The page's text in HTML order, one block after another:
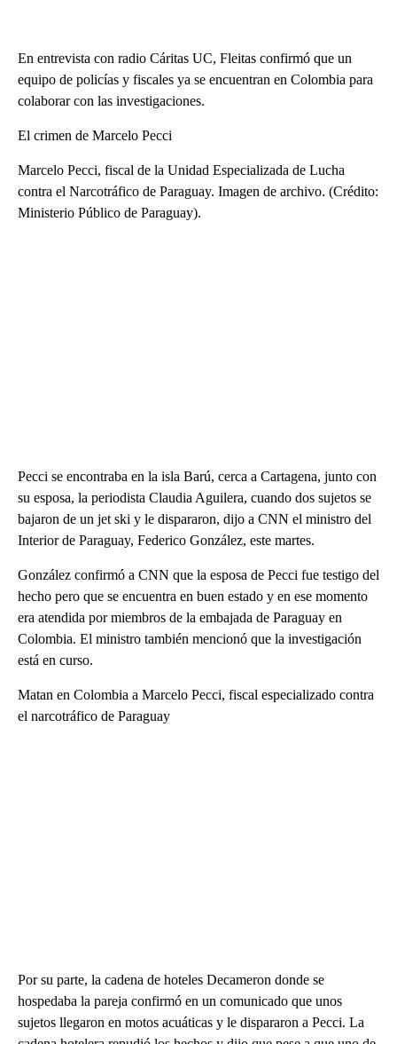
En entrevista con radio Cáritas UC, Fleitas confirmó que un
equipo de policías y fiscales ya se encuentran en Colombia para
colaborar con las investigaciones.
El crimen de Marcelo Pecci
Marcelo Pecci, fiscal de la Unidad Especializada de Lucha
contra el Narcotráfico de Paraguay. Imagen de archivo. (Crédito:
Ministerio Público de Paraguay).
Pecci se encontraba en la isla Barú, cerca a Cartagena, junto con
su esposa, la periodista Claudia Aguilera, cuando dos sujetos se
bajaron de un jet ski y le dispararon, dijo a CNN el ministro del
Interior de Paraguay, Federico González, este martes.
González confirmó a CNN que la esposa de Pecci fue testigo del
hecho pero que se encuentra en buen estado y en ese momento
era atendida por miembros de la embajada de Paraguay en
Colombia. El ministro también mencionó que la investigación
está en curso.
Matan en Colombia a Marcelo Pecci, fiscal especializado contra
el narcotráfico de Paraguay
Por su parte, la cadena de hoteles Decameron donde se
hospedaba la pareja confirmó en un comunicado que unos
sujetos llegaron en motos acuáticas y le dispararon a Pecci. La